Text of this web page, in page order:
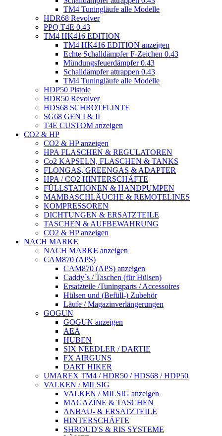
TM4 Tuningläufe alle Modelle
HDR68 Revolver
PPQ T4E 0.43
TM4 HK416 EDITION
TM4 HK416 EDITION anzeigen
Echte Schalldämpfer F-Zeichen 0.43
Mündungsfeuerdämpfer 0.43
Schalldämpfer attrappen 0.43
TM4 Tuningläufe alle Modelle
HDP50 Pistole
HDR50 Revolver
HDS68 SCHROTFLINTE
SG68 GEN I & II
T4E CUSTOM anzeigen
CO2 & HP
CO2 & HP anzeigen
HPA FLASCHEN & REGULATOREN
Co2 KAPSELN, FLASCHEN & TANKS
FLONGAS, GREENGAS & ADAPTER
HPA / CO2 HINTERSCHÄFTE
FÜLLSTATIONEN & HANDPUMPEN
MAMBASCHLÄUCHE & REMOTELINES
KOMPRESSOREN
DICHTUNGEN & ERSATZTEILE
TASCHEN & AUFBEWAHRUNG
CO2 & HP anzeigen
NACH MARKE
NACH MARKE anzeigen
CAM870 (APS)
CAM870 (APS) anzeigen
Caddy´s / Taschen (für Hülsen)
Ersatzteile /Tuningparts / Accessoires
Hülsen und (Befüll-) Zubehör
Läufe / Magazinverlängerungen
GOGUN
GOGUN anzeigen
AEA
HUBEN
SIX NEEDLER / DARTIE
FX AIRGUNS
DART HIKER
UMAREX TM4 / HDR50 / HDS68 / HDP50
VALKEN / MILSIG
VALKEN / MILSIG anzeigen
MAGAZINE & TASCHEN
ANBAU- & ERSATZTEILE
HINTERSCHÄFTE
SHROUD'S & RIS SYSTEME